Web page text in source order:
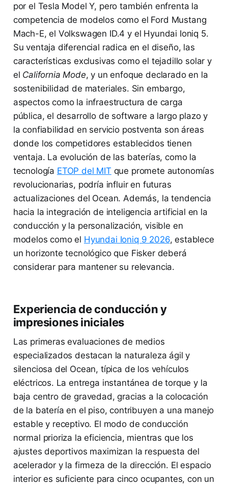
por el Tesla Model Y, pero también enfrenta la
competencia de modelos como el Ford Mustang
Mach-E, el Volkswagen ID.4 y el Hyundai Ioniq 5.
Su ventaja diferencial radica en el diseño, las
características exclusivas como el tejadillo solar y
el California Mode, y un enfoque declarado en la
sostenibilidad de materiales. Sin embargo,
aspectos como la infraestructura de carga
pública, el desarrollo de software a largo plazo y
la confiabilidad en servicio postventa son áreas
donde los competidores establecidos tienen
ventaja. La evolución de las baterías, como la
tecnología ETOP del MIT que promete autonomías
revolucionarias, podría influir en futuras
actualizaciones del Ocean. Además, la tendencia
hacia la integración de inteligencia artificial en la
conducción y la personalización, visible en
modelos como el Hyundai Ioniq 9 2026, establece
un horizonte tecnológico que Fisker deberá
considerar para mantener su relevancia.
Experiencia de conducción y
impresiones iniciales
Las primeras evaluaciones de medios
especializados destacan la naturaleza ágil y
silenciosa del Ocean, típica de los vehículos
eléctricos. La entrega instantánea de torque y la
baja centro de gravedad, gracias a la colocación
de la batería en el piso, contribuyen a una manejo
estable y receptivo. El modo de conducción
normal prioriza la eficiencia, mientras que los
ajustes deportivos maximizan la respuesta del
acelerador y la firmeza de la dirección. El espacio
interior es suficiente para cinco ocupantes, con un